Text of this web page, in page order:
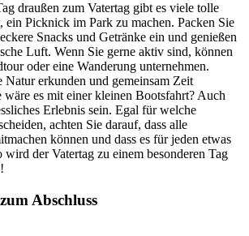
draußen zum Vatertag gibt es viele tolle
ein Picknick im Park zu machen. Packen Sie
Snacks und Getränke ein und genießen
Luft. Wenn Sie gerne aktiv sind, können
oder eine Wanderung unternehmen.
Natur erkunden und gemeinsam Zeit
es mit einer kleinen Bootsfahrt? Auch
Erlebnis sein. Egal für welche
achten Sie darauf, dass alle
können und dass es für jeden etwas
wird der Vatertag zu einem besonderen Tag
Abschluss